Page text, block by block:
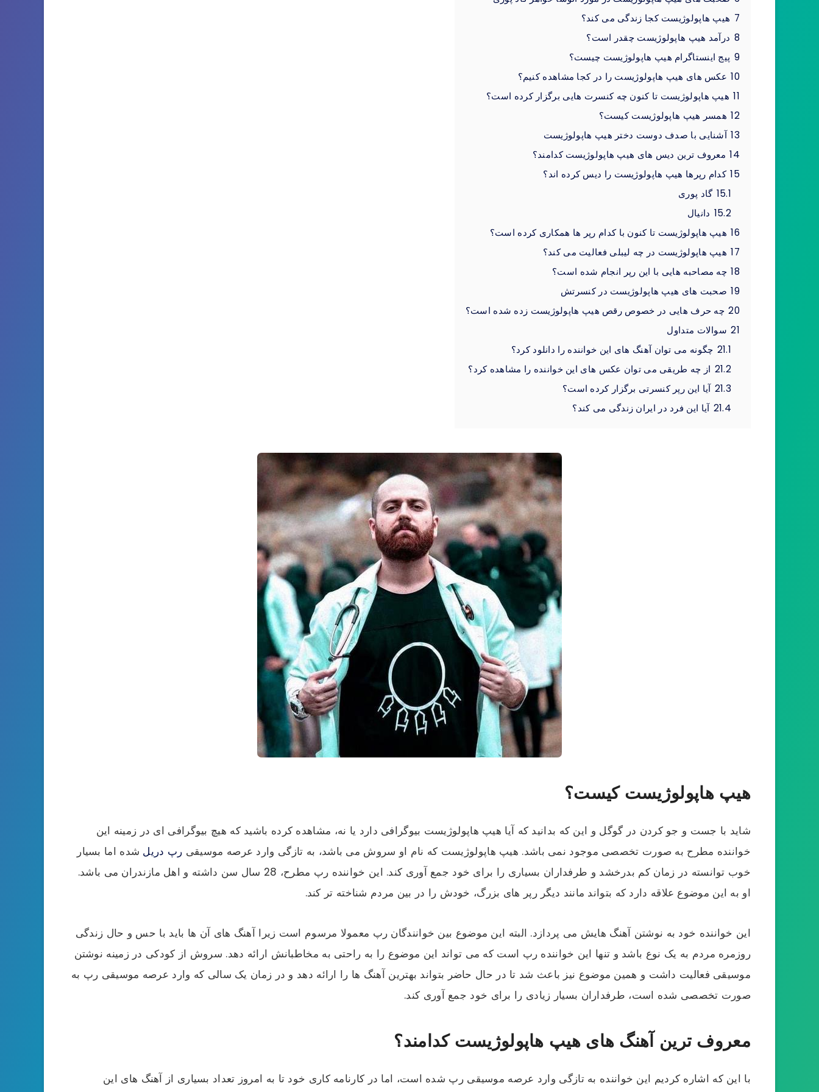
7 هیپ هاپولوژیست کجا زندگی می کند؟
8 درآمد هیپ هاپولوژیست چقدر است؟
9 پیج اینستاگرام هیپ هاپولوژیست چیست؟
10 عکس های هیپ هاپولوژیست را در کجا مشاهده کنیم؟
11 هیپ هاپولوژیست تا کنون چه کنسرت هایی برگزار کرده است؟
12 همسر هیپ هاپولوژیست کیست؟
13 آشنایی با صدف دوست دختر هیپ هاپولوژیست
14 معروف ترین دیس های هیپ هاپولوژیست کدامند؟
15 کدام رپرها هیپ هاپولوژیست را دیس کرده اند؟
15.1 گاد پوری
15.2 دانیال
16 هیپ هاپولوژیست تا کنون با کدام رپر ها همکاری کرده است؟
17 هیپ هاپولوژیست در چه لیبلی فعالیت می کند؟
18 چه مصاحبه هایی با این رپر انجام شده است؟
19 صحبت های هیپ هاپولوژیست در کنسرتش
20 چه حرف هایی در خصوص رقص هیپ هاپولوژیست زده شده است؟
21 سوالات متداول
21.1 چگونه می توان آهنگ های این خواننده را دانلود کرد؟
21.2 از چه طریقی می توان عکس های این خواننده را مشاهده کرد؟
21.3 آیا این رپر کنسرتی برگزار کرده است؟
21.4 آیا این فرد در ایران زندگی می کند؟
هیپ هاپولوژیست کیست؟
شاید با جست و جو کردن در گوگل و این که بدانید که آیا هیپ هاپولوژیست بیوگرافی دارد یا نه، مشاهده کرده باشید که هیچ بیوگرافی ای در زمینه این
خواننده مطرح به صورت تخصصی موجود نمی باشد. هیپ هاپولوژیست که نام او سروش می باشد، به تازگی وارد عرصه موسیقی رپ دریل شده اما بسیار
خوب توانسته در زمان کم بدرخشد و طرفداران بسیاری را برای خود جمع آوری کند. این خواننده رپ مطرح، 28 سال سن داشته و اهل مازندران می باشد.
او به این موضوع علاقه دارد که بتواند مانند دیگر رپر های بزرگ، خودش را در بین مردم شناخته تر کند.
این خواننده خود به نوشتن آهنگ هایش می پردازد. البته این موضوع بین خوانندگان رپ معمولا مرسوم است زیرا آهنگ های آن ها باید با حس و حال زندگی
روزمره مردم به یک نوع باشد و تنها این خواننده رپ است که می تواند این موضوع را به راحتی به مخاطبانش ارائه دهد. سروش از کودکی در زمینه نوشتن
موسیقی فعالیت داشت و همین موضوع نیز باعث شد تا در حال حاضر بتواند بهترین آهنگ ها را ارائه دهد و در زمان یک سالی که وارد عرصه موسیقی رپ به
صورت تخصصی شده است، طرفداران بسیار زیادی را برای خود جمع آوری کند.
معروف ترین آهنگ های هیپ هاپولوژیست کدامند؟
با این که اشاره کردیم این خواننده به تازگی وارد عرصه موسیقی رپ شده است، اما در کارنامه کاری خود تا به امروز تعداد بسیاری از آهنگ های این